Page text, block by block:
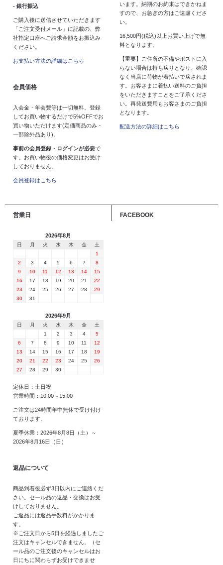
- 銀行振込
ご購入後に送信させていただきます
「ご注文受付メール」に記載の、弊
社指定口座へご請求金額をお振込み
ください。
お支払い方法の詳細はこちら
会員価格
入会金・年会費等は一切無料。登録
してお買い物するだけで5%OFFでお
買い物いただけます(定価商品のみ・
一部除外品あり)。
事前の会員登録・ログインが必要で
す。お買い物後の価格変更はお受け
しておりません。
会員登録はこちら
います。納期のお約束はできかねま
すので、お急ぎの方はご遠慮くださ
い。
16,500円(税込)以上お買い上げで無
料となります。
【重要】ご住所の不備やポストに入
らない場合は持ち戻りとなり、確認
なく当店に荷物が着払いで戻されま
す。お客さまに着払い送料のご負担
をいただきますことをご了承くださ
い。再発送費用もお客さまのご負担
となります。
配送方法の詳細はこちら
営業日
2026年8月
日 月 火 水 木 金
土
1
2
3 4 5 6 7
8
9
10 11 12 13 14
15
16
17 18 19 20 21
22
23
24 25 26 27 28
29
30
31
2026年9月
日 月 火 水 木 金
土
1
2 3 4
5
6
7 8 9 10 11
12
13
14 15 16 17 18
19
20
21 22 23 24 25
26
27
28 29 30
定休日：土日祝
営業時間：10:00～15:00
ご注文は24時間年中無休で受け付け
ております。
夏季休業：2026年8月8日（土）～
2026年8月16日（日）
返品について
商品到着後必ず3日以内にご連絡くだ
さい。セール品の返品・交換はお受
けしておりません。
ご返品には返品手数料がかかりま
す。
※ご注文日から5日を経過しましたご
注文はキャンセルできません。（セ
ール品のご注文後のキャンセルはお
日にちに関わらずお受けできませ
FACEBOOK